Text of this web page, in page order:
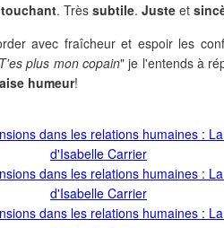
touchant. Très subtile. Juste et
avec fraîcheur et espoir les
plus mon copain" je l'entends à
humeur!